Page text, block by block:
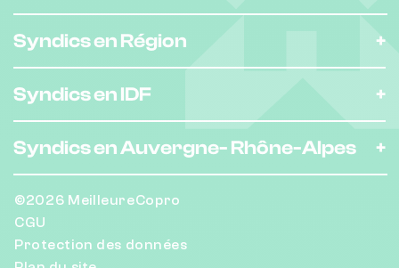
Syndics en Région
Syndics en IDF
Syndics en Auvergne-Rhône-Alpes
©2026 MeilleureCopro
CGU
Protection des données